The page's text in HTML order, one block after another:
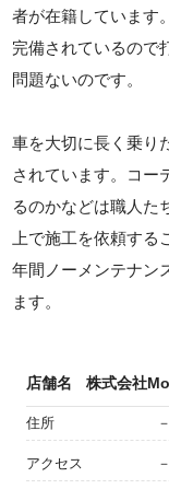
者が在籍しています
完備されているので
問題ないのです。
車を大切に長く乗り
されています。コー
るのかなどは職人た
上で施工を依頼す
年間ノーメンテナン
ます。
店舗名 株式会社
住所 －
アクセス －